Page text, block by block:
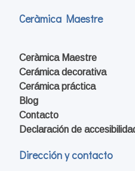
Ceràmica Maestre
Ceràmica Maestre
Cerámica decorativa
Cerámica práctica
Blog
Contacto
Declaración de
Dirección y contacto